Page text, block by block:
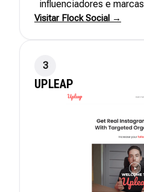
influenciadores e marcas
Visitar Flock Social →
3
UPLEAP